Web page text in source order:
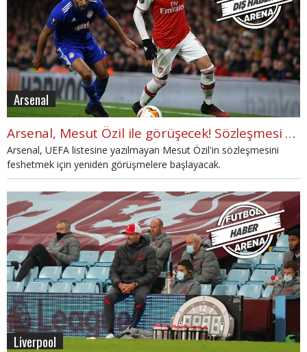
Arsenal
Arsenal, Mesut Özil ile görüşecek! Sözleşmesi feshi için yeni hamle
Arsenal, UEFA listesine yazılmayan Mesut Özil'in sözleşmesini
feshetmek için yeniden görüşmelere başlayacak.
Liverpool